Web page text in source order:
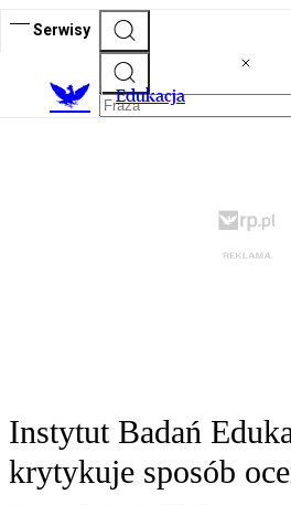
Serwisy
Edukacja
Instytut Badań
krytykuje sposób